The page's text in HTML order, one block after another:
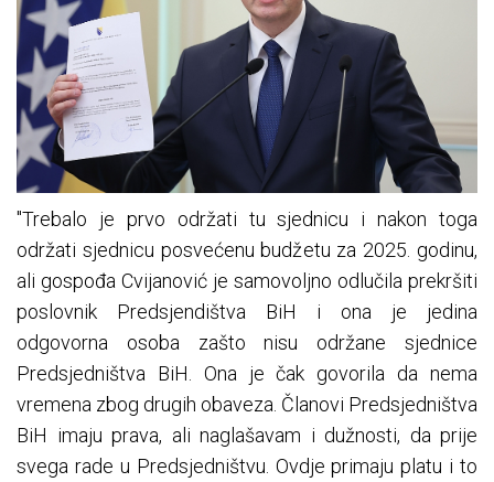
"Trebalo je prvo održati tu sjednicu i nakon toga
održati sjednicu posvećenu budžetu za 2025. godinu,
ali gospođa Cvijanović je samovoljno odlučila prekršiti
poslovnik Predsjendištva BiH i ona je jedina
odgovorna osoba zašto nisu održane sjednice
Predsjedništva BiH. Ona je čak govorila da nema
vremena zbog drugih obaveza. Članovi Predsjedništva
BiH imaju prava, ali naglašavam i dužnosti, da prije
svega rade u Predsjedništvu. Ovdje primaju platu i to